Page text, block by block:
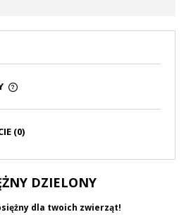
(0)
DZIELONY
dla twoich zwierząt!